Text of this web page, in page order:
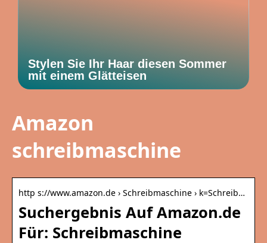
Stylen Sie Ihr Haar diesen Sommer
mit einem Glätteisen
Amazon
schreibmaschine
http s://www.amazon.de › Schreibmaschine › k=Schreib…
Suchergebnis Auf Amazon.de
Für: Schreibmaschine